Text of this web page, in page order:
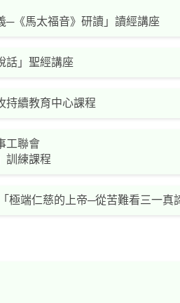
─《馬太福音》研讀」讀經講座
話」聖經講座
持續教育中心課程
工聯會
訓練課程
極端仁慈的上帝─從苦難看三一真